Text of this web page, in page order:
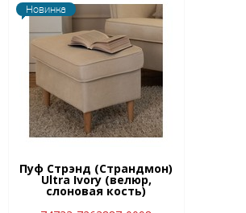
Новинка
Пуф Стрэнд (Страндмон)
Ultra Ivory (велюр,
слоновая кость)